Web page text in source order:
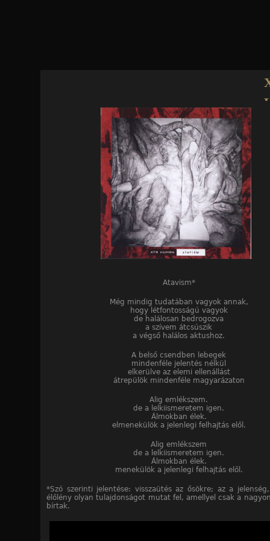
Atavism*
Még mindig tudatában vagyok annak,
hogy létfontosságú vagyok
de halálosan bedrogozva
a szívem átcsúszik
a végső halálos aktushoz.
A belső csendben lebegek
mindenféle jelentés nélkül
elkerülve az elemi ellenállást
átrepülök mindenféle magyarázaton
Alig emlékszem.
de a lelkiismeretem igen.
Álmokban élek.
elmenekülök a jelenlegi felhajtás elől.
Alig emlékszem
de a lelkiismeretem igen.
Álmokban élek.
menekülök a jelenlegi felhajtás elől.
*Szó szerinti jelentése: visszaütés az ősökre; az a
élőlény olyan tulajdonságot mutat fel, amellyel csak a
bírtak.